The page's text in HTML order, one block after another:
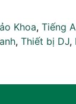
Khoa, Tiếng
, Thiết bị DJ,